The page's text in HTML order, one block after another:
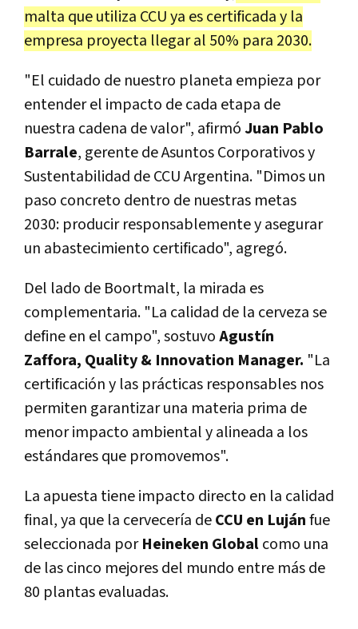
malta que utiliza CCU ya es certificada y la
empresa proyecta llegar al 50% para 2030.
"El cuidado de nuestro planeta empieza por
entender el impacto de cada etapa de
nuestra cadena de valor", afirmóJuan Pablo
Barrale, gerente de Asuntos Corporativos y
Sustentabilidad de CCU Argentina. "Dimos un
paso concreto dentro de nuestras metas
2030: producir responsablemente y asegurar
un abastecimiento certificado", agregó.
Del lado de Boortmalt, la mirada es
complementaria. "La calidad de la cerveza se
define en el campo", sostuvoAgustín
Zaffora, Quality & Innovation Manager. "La
certificación y las prácticas responsables nos
permiten garantizar una materia prima de
menor impacto ambiental y alineada a los
estándares que promovemos".
La apuesta tiene impacto directo en la calidad
final, ya que la cervecería deCCU en Lujánfue
seleccionada porHeineken Globalcomo una
de las cinco mejores del mundo entre más de
80 plantas evaluadas.